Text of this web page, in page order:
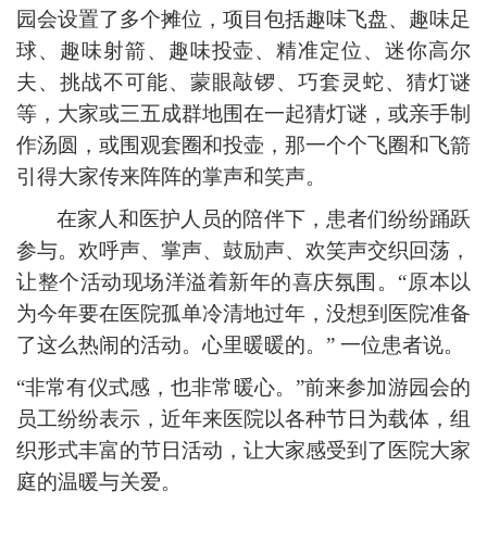
园会设置了多个摊位，项目包括趣味飞盘、趣味足
球、趣味射箭、趣味投壶、精准定位、迷你高尔
夫、挑战不可能、蒙眼敲锣、巧套灵蛇、猜灯谜
等，大家或三五成群地围在一起猜灯谜，或亲手制
作汤圆，或围观套圈和投壶，那一个个飞圈和飞箭
引得大家传来阵阵的掌声和笑声。
在家人和医护人员的陪伴下，患者们纷纷踊跃
参与。欢呼声、掌声、鼓励声、欢笑声交织回荡，
让整个活动现场洋溢着新年的喜庆氛围。 “原本以
为今年要在医院孤单冷清地过年，没想到医院准备
了这么热闹的活动。心里暖暖的。” 一位患者说。
“非常有仪式感，也非常暖心。”前来参加游园会的
员工纷纷表示，近年来医院以各种节日为载体，组
织形式丰富的节日活动，让大家感受到了医院大家
庭的温暖与关爱。